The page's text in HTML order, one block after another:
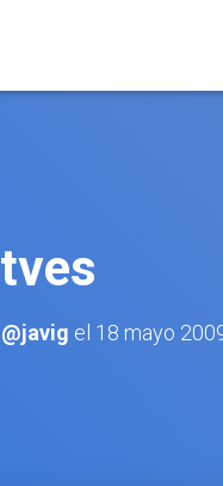
tves
@javig el 18 mayo